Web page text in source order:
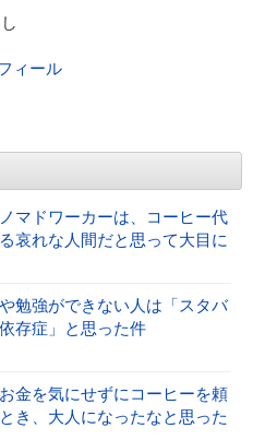
ィール
マドワーカーは、コーヒー代
哀れな人間だと思って大目に
勉強ができない人は「スタバ
存症」と思った件
金を気にせずにコーヒーを頼
き、大人になったなと思った